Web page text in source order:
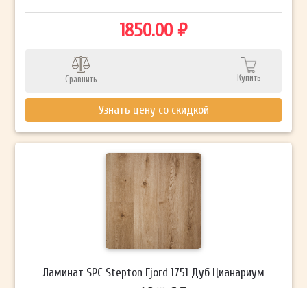
1850.00 ₽
Сравнить Купить
Узнать цену со скидкой
Ламинат SPC Stepton Fjord 1751 Дуб Цианариум